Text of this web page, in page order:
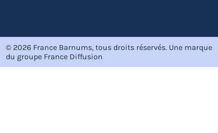
© 2026 France Barnums, tous droits réservés. Une marque
du groupe France Diffusion